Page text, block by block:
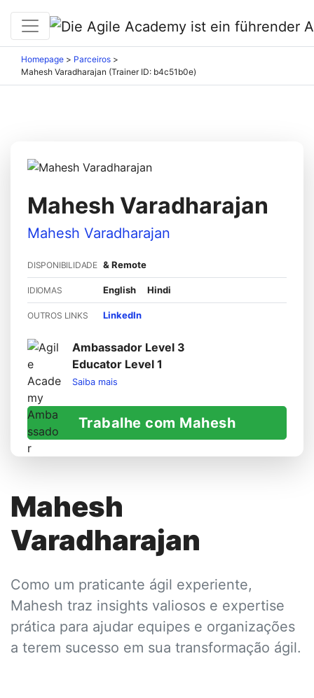
Homepage > Parceiros >
Mahesh Varadharajan (Trainer ID: b4c51b0e)
Mahesh Varadharajan
Mahesh Varadharajan
DISPONIBILIDADE & Remote
IDIOMAS English Hindi
OUTROS LINKS LinkedIn
Ambassador Level 3
Educator Level 1
Saiba mais
Trabalhe com Mahesh
Mahesh
Varadharajan
Como um praticante ágil experiente,
Mahesh traz insights valiosos e expertise
prática para ajudar equipes e organizações
a terem sucesso em sua transformação ágil.